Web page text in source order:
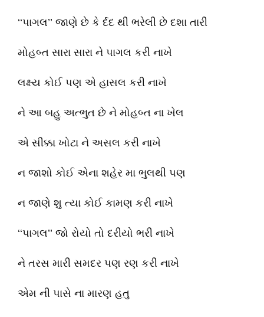
‘‘પાગલ’’ જાણે છે કે ર્દદ થી ભરેલી છે દશા તારી
મોહબ્ત સારા સારા ને પાગલ કરી નાખે
લક્ષ્ય કોઈ પણ એ હાસલ કરી નાખે
ને આ બહુ અત્ભુત છે ને મોહબ્ત ના ખેલ
એ સીક્કા ખોટા ને અસલ કરી નાખે
ન જાશો કોઈ એના શહેર મા ભુલથી પણ
ન જાણે શુ ત્યા કોઈ કામણ કરી નાખે
‘‘પાગલ’’ જો રોયો તો દરીયો ભરી નાખે
ને તરસ મારી સમદર પણ રણ કરી નાખે
એમ ની પાસે ના મારણ હતુ